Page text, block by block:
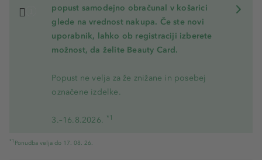
popust samodejno obračunal v košarici
glede na vrednost nakupa. Če ste novi
uporabnik, lahko ob registraciji izberete
možnost, da želite Beauty Card.
Popust ne velja za že znižane in posebej
označene izdelke.
3.–16.8.2026. *1
*1 Ponudba velja do 17. 08. 26.